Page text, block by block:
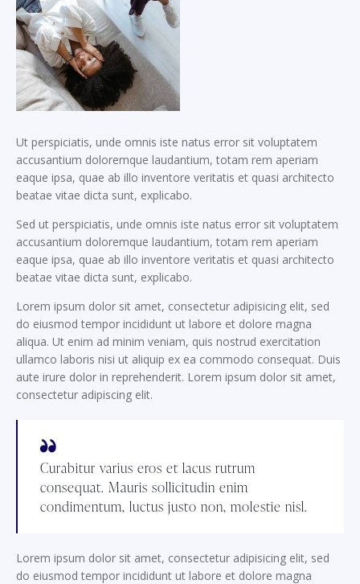
Ut perspiciatis, unde omnis iste natus error sit voluptatem
accusantium doloremque laudantium, totam rem aperiam
eaque ipsa, quae ab illo inventore veritatis et quasi architecto
beatae vitae dicta sunt, explicabo.
Sed ut perspiciatis, unde omnis iste natus error sit voluptatem
accusantium doloremque laudantium, totam rem aperiam
eaque ipsa, quae ab illo inventore veritatis et quasi architecto
beatae vitae dicta sunt, explicabo.
Lorem ipsum dolor sit amet, consectetur adipisicing elit, sed
do eiusmod tempor incididunt ut labore et dolore magna
aliqua. Ut enim ad minim veniam, quis nostrud exercitation
ullamco laboris nisi ut aliquip ex ea commodo consequat. Duis
aute irure dolor in reprehenderit. Lorem ipsum dolor sit amet,
consectetur adipiscing elit.
Curabitur varius eros et lacus rutrum
consequat. Mauris sollicitudin enim
condimentum, luctus justo non, molestie nisl.
Lorem ipsum dolor sit amet, consectetur adipisicing elit, sed
do eiusmod tempor incididunt ut labore et dolore magna